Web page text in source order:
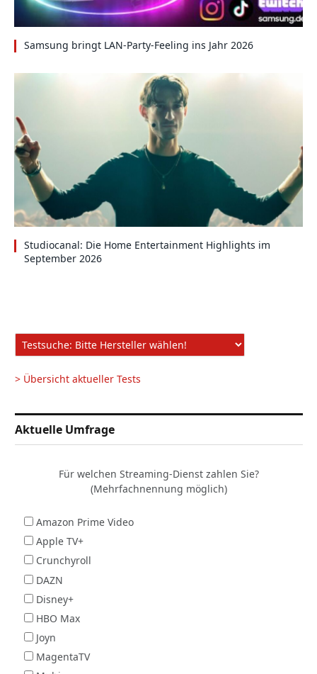
Samsung bringt LAN-Party-Feeling ins Jahr 2026
Studiocanal: Die Home Entertainment Highlights im
September 2026
> Übersicht aktueller Tests
Aktuelle Umfrage
Für welchen Streaming-Dienst zahlen Sie?
(Mehrfachnennung möglich)
Amazon Prime Video
Apple TV+
Crunchyroll
DAZN
Disney+
HBO Max
Joyn
MagentaTV